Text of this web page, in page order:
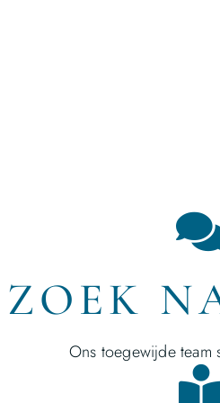
Ons toegewijde team